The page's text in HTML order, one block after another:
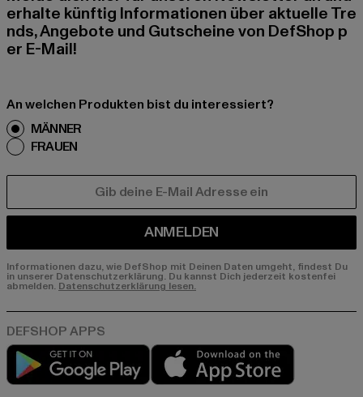
erhalte künftig Informationen über aktuelle Tre
nds, Angebote und Gutscheine von DefShop p
er E-Mail!
An welchen Produkten bist du interessiert?
MÄNNER
FRAUEN
ANMELDEN
Informationen dazu, wie DefShop mit Deinen Daten umgeht, findest Du
in unserer Datenschutzerklärung. Du kannst Dich jederzeit kostenfei
abmelden. Datenschutzerklärung lesen.
Play market